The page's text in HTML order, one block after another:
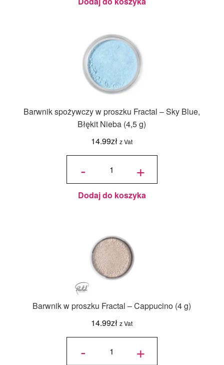
Barwnik spożywczy w proszku Fractal – Sky Blue,
Błękit Nieba (4,5 g)
14.99zł z Vat
-
ilość
w proszku
Fractal -
Sky Blue,
Błękit
Nieba (4,5
+
Dodaj do koszyka
Barwnik w proszku Fractal – Cappucino (4 g)
14.99zł z Vat
-
ilość
Fractal -
Cappucino
(4 g) +